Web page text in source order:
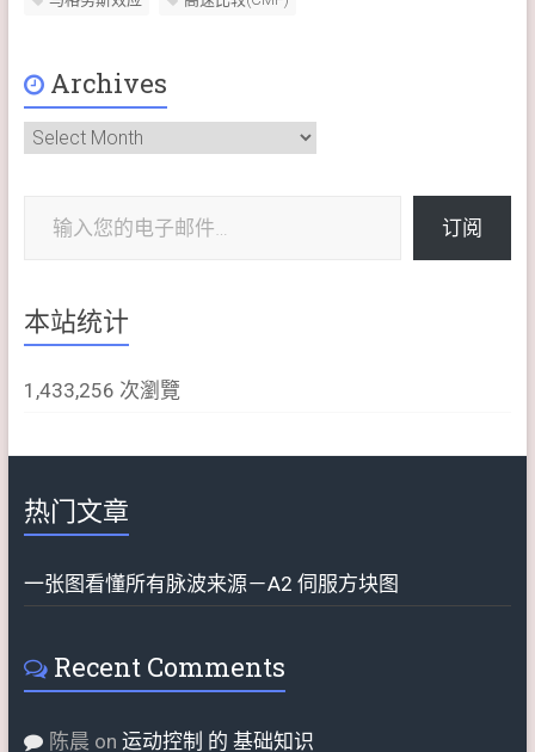
Archives
Archives
订阅
本站统计
1,433,256 次瀏覽
热门文章
一张图看懂所有脉波来源－A2 伺服方块图
Recent Comments
陈晨 on 运动控制 的 基础知识